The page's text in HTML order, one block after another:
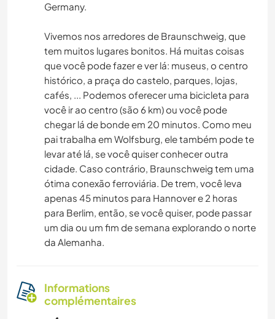
Germany.
Vivemos nos arredores de Braunschweig, que
tem muitos lugares bonitos. Há muitas coisas
que você pode fazer e ver lá: museus, o centro
histórico, a praça do castelo, parques, lojas,
cafés, ... Podemos oferecer uma bicicleta para
você ir ao centro (são 6 km) ou você pode
chegar lá de bonde em 20 minutos. Como meu
pai trabalha em Wolfsburg, ele também pode te
levar até lá, se você quiser conhecer outra
cidade. Caso contrário, Braunschweig tem uma
ótima conexão ferroviária. De trem, você leva
apenas 45 minutos para Hannover e 2 horas
para Berlim, então, se você quiser, pode passar
um dia ou um fim de semana explorando o norte
da Alemanha.
Informations
complémentaires